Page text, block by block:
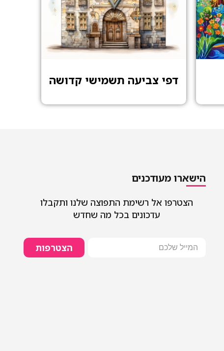
דפי צביעה תשמישי קדושה
הישארו מעודכנים
הצטרפו אל רשימת התפוצה שלנו ותקבלו
עדכונים בכל מה שחדש
הצטרפות